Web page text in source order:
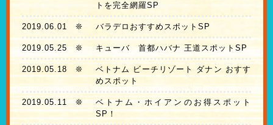
トを完全網羅SP
2019.06.01 ❊ バラデロおすすめスポットSP
2019.05.25 ❊ キューバ 首都ハバナ 王道スポットSP
2019.05.18 ❊
ベトナム ビーチリゾート ダナン おすす
めスポット
2019.05.11 ❊
ベトナム・ホイアンのお得スポット
SP！